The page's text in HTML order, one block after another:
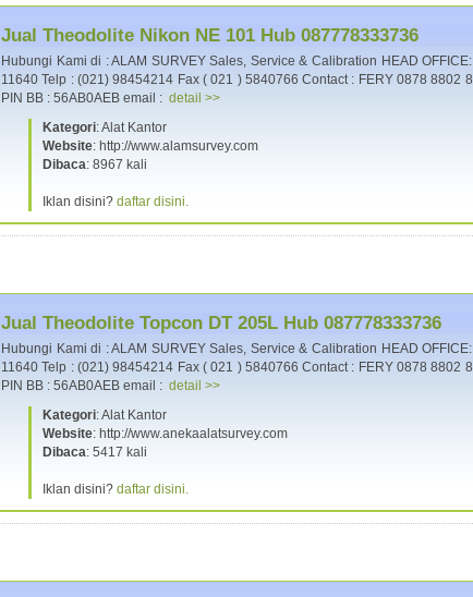
Jual Theodolite Nikon NE 101 Hub 087778333736
Hubungi Kami di : ALAM SURVEY Sales, Service & Calibration HEAD
11640 Telp : (021) 98454214 Fax ( 021 ) 5840766 Contact : FERY 0878 8802
PIN BB : 56AB0AEB email : detail >>
Kategori: Alat Kantor
Website: http://www.alamsurvey.com
Dibaca: 8967 kali
Iklan disini? daftar disini.
Jual Theodolite Topcon DT 205L Hub 087778333736
Hubungi Kami di : ALAM SURVEY Sales, Service & Calibration HEAD
11640 Telp : (021) 98454214 Fax ( 021 ) 5840766 Contact : FERY 0878 8802
PIN BB : 56AB0AEB email : detail >>
Kategori: Alat Kantor
Website: http://www.anekaalatsurvey.com
Dibaca: 5417 kali
Iklan disini? daftar disini.